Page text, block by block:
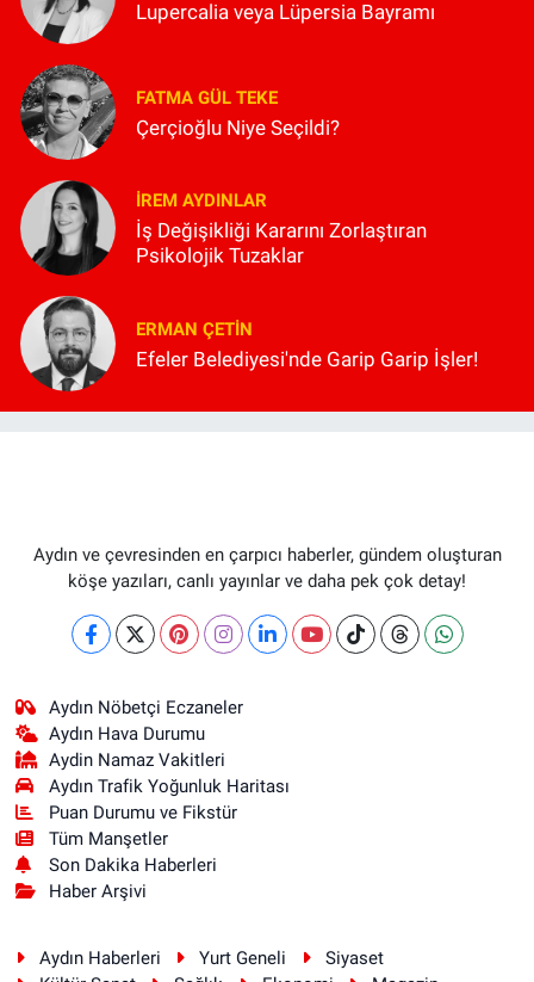
Lupercalia veya Lüpersia Bayramı
FATMA GÜL TEKE
Çerçioğlu Niye Seçildi?
İREM AYDINLAR
İş Değişikliği Kararını Zorlaştıran
Psikolojik Tuzaklar
ERMAN ÇETIN
Efeler Belediyesi'nde Garip Garip İşler!
Aydın ve çevresinden en çarpıcı haberler, gündem oluşturan
köşe yazıları, canlı yayınlar ve daha pek çok detay!
Aydın Nöbetçi Eczaneler
Aydın Hava Durumu
Aydin Namaz Vakitleri
Aydın Trafik Yoğunluk Haritası
Puan Durumu ve Fikstür
Tüm Manşetler
Son Dakika Haberleri
Haber Arşivi
Aydın Haberleri Yurt Geneli
Siyaset